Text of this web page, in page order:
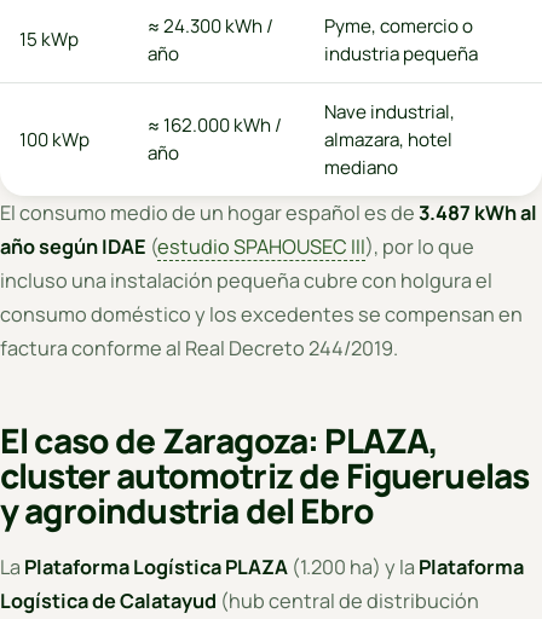
15 kWp
≈ 24.300 kWh /
año
Pyme, comercio o
industria pequeña
100 kWp
≈ 162.000 kWh /
año
Nave industrial,
almazara, hotel
mediano
El consumo medio de un hogar español es de3.487 kWh al
año según IDAE (estudio SPAHOUSEC III), por lo que
incluso una instalación pequeña cubre con holgura el
consumo doméstico y los excedentes se compensan en
factura conforme al Real Decreto 244/2019.
El caso de Zaragoza: PLAZA,
cluster automotriz de Figueruelas
y agroindustria del Ebro
La Plataforma Logística PLAZA (1.200 ha) y la Plataforma
Logística de Calatayud (hub central de distribución